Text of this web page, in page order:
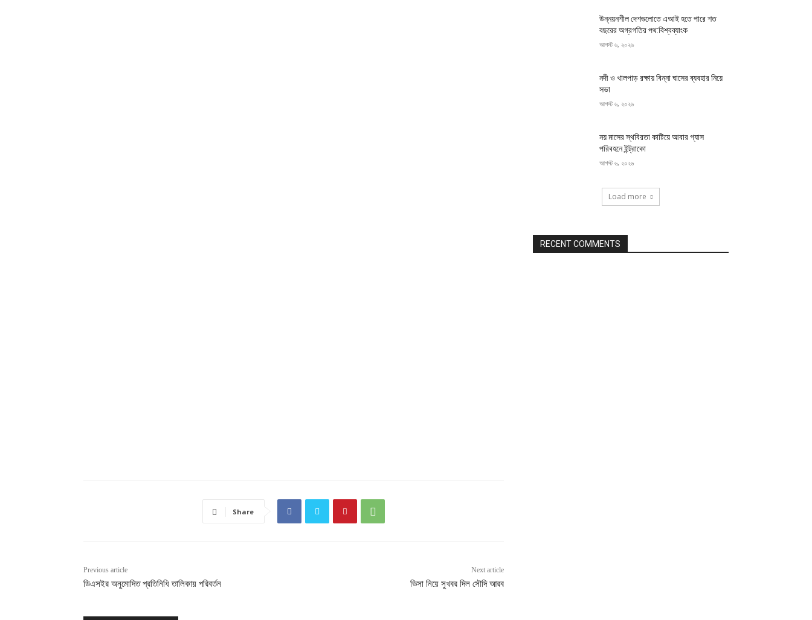
Share
Previous article
ডিএসইর অনুমোদিত প্রতিনিধি তালিকায় পরিবর্তন
Next article
ভিসা নিয়ে সুখবর দিল সৌদি আরব
উন্নয়নশীল দেশগুলোতে এআই হতে পারে শত
বছরের অগ্রগতির পথ:বিশ্বব্যাংক
আগস্ট ৬, ২০২৬
নদী ও খালপাড় রক্ষায় বিন্না ঘাসের ব্যবহার নিয়ে
সভা
আগস্ট ৬, ২০২৬
নয় মাসের স্থবিরতা কাটিয়ে আবার গ্যাস
পরিবহনে ইন্ট্রাকো
আগস্ট ৬, ২০২৬
Load more
RECENT COMMENTS